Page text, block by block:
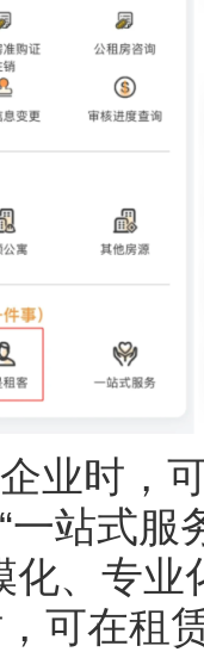
业时，
一站式服
化、专
可在租